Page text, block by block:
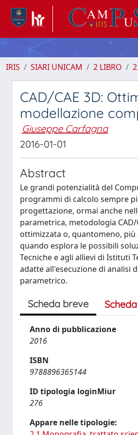
IRIS SIARI UNICAM 2 LIBRO
CAD/CAE 3D:
modellazione
Giuseppe Carfagna
2016-01-01
Abstract
Le grandi potenzialità del
programmi di calcolo sempre
progettazione, ormai anche
parametrica, metodologia
ottimizzata o, quantomeno,
quando esplora le possibili
Tecniche e agli allievi di Istituti
adatte all'esecuzione di analisi
parametrico.
Scheda breve
Anno di pubblicazione
2016
ISBN
9788896365144
ID tipologia loginMiur
276
Appare nelle tipologie: